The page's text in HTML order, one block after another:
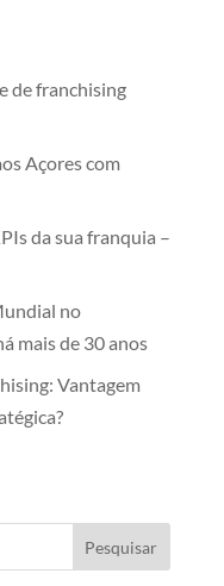
de franchising
Açores com
da sua franquia –
no
mais de 30 anos
Vantagem
Pesquisar